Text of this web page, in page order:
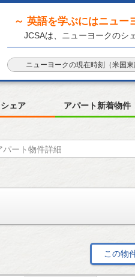
～ 英語を学ぶにはニュー
JCSAは、ニューヨークのシ
ニューヨークの現在時刻（米国東
シェア アパート新着物件
ート物件詳細
この物